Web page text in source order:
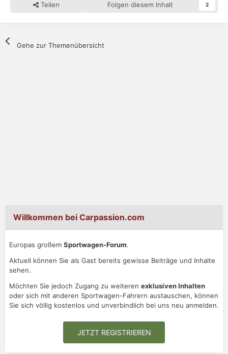
Teilen Folgen diesem Inhalt 2
Gehe zur Themenübersicht
Willkommen bei Carpassion.com
Europas großem Sportwagen-Forum.
Aktuell können Sie als Gast bereits gewisse Beiträge und Inhalte
sehen.
Möchten Sie jedoch Zugang zu weiteren exklusiven Inhalten
oder sich mit anderen Sportwagen-Fahrern austauschen, können
Sie sich völlig kostenlos und unverbindlich bei uns neu anmelden.
JETZT REGISTRIEREN